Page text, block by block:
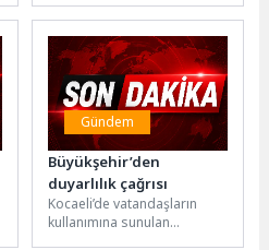
(2003=100) 2026 yılı...
Gündem
Büyükşehir’den
duyarlılık çağrısı
Kocaeli’de vatandaşların
kullanımına sunulan